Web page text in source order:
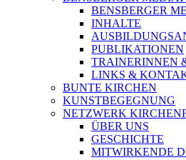
BENSBERGER
INHALTE
PUBLIKATIONEN
TRAINERINNEN
LINKS &
BUNTE KIRCHEN
KUNSTBEGEGNUNG
NETZWERK
ÜBER UNS
GESCHICHTE
MITWIRKENDE